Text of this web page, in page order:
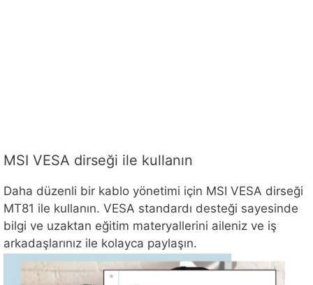
MSI VESA dirseği ile kullanın
Daha düzenli bir kablo yönetimi için MSI VESA dirseği
MT81 ile kullanın. VESA standardı desteği sayesinde
bilgi ve uzaktan eğitim materyallerini aileniz ve iş
arkadaşlarınız ile kolayca paylaşın.